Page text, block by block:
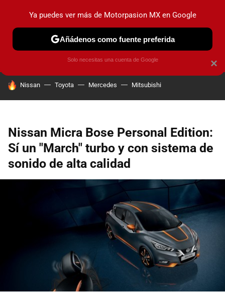
PRUEBAS INDUSTRIA HOY NO CIRCULA
HOY SE HABLA DE
Nissan Toyota Mercedes Mitsubishi
Nissan Micra Bose Personal Edition:
Sí un "March" turbo y con sistema de
sonido de alta calidad
×
Ya puedes ver más de Motorpasion MX en Google
Añádenos como fuente preferida
Solo necesitas una cuenta de Google